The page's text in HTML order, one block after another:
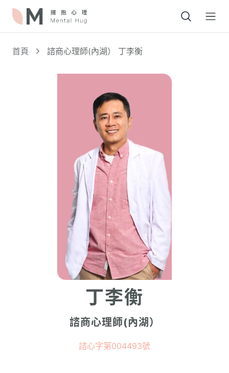
首頁 諮商心理師(內湖） 丁李衡
丁李衡
諮商心理師(內湖）
諮心字第004493號